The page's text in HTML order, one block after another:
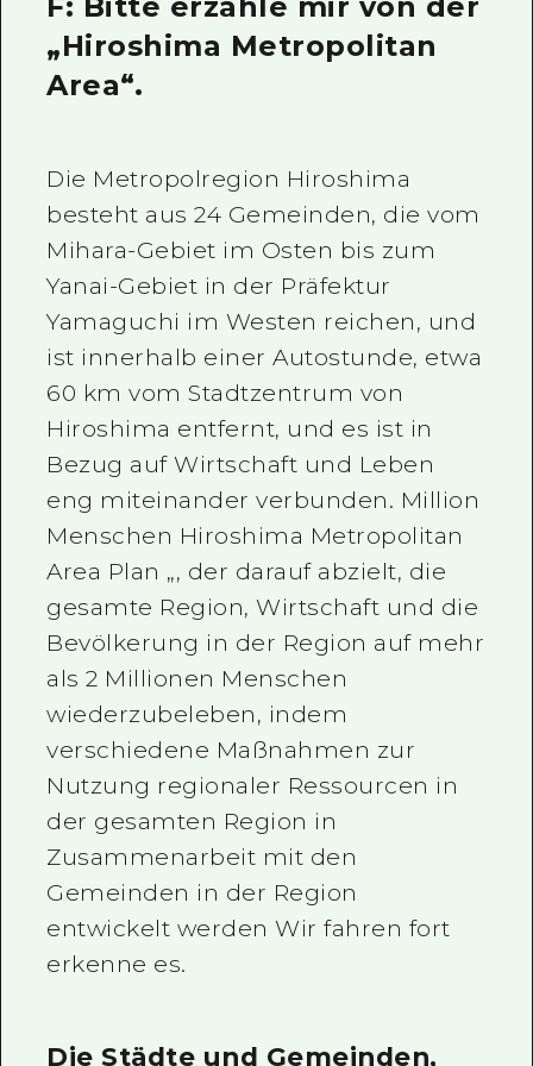
Ein freiwilliger Führer
Foto-Download
Transportinformationen bei
„Hiroshima Metropolitan
Area“.
Die Metropolregion Hiroshima
besteht aus 24 Gemeinden, die vom
Mihara-Gebiet im Osten bis zum
Yanai-Gebiet in der Präfektur
Yamaguchi im Westen reichen, und
ist innerhalb einer Autostunde, etwa
60 km vom Stadtzentrum von
Hiroshima entfernt, und es ist in
Bezug auf Wirtschaft und Leben
eng miteinander verbunden. Million
Menschen Hiroshima Metropolitan
Area Plan „, der darauf abzielt, die
gesamte Region, Wirtschaft und die
Bevölkerung in der Region auf mehr
als 2 Millionen Menschen
wiederzubeleben, indem
verschiedene Maßnahmen zur
Nutzung regionaler Ressourcen in
der gesamten Region in
Zusammenarbeit mit den
Gemeinden in der Region
entwickelt werden Wir fahren fort
erkenne es.
Die Städte und Gemeinden,